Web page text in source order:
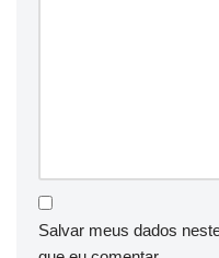
Salvar meus dados